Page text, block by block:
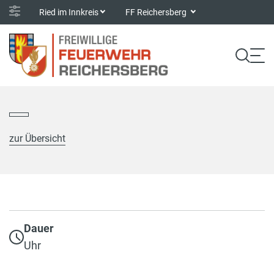
Ried im Innkreis FF Reichersberg
zur Übersicht
Dauer
Uhr